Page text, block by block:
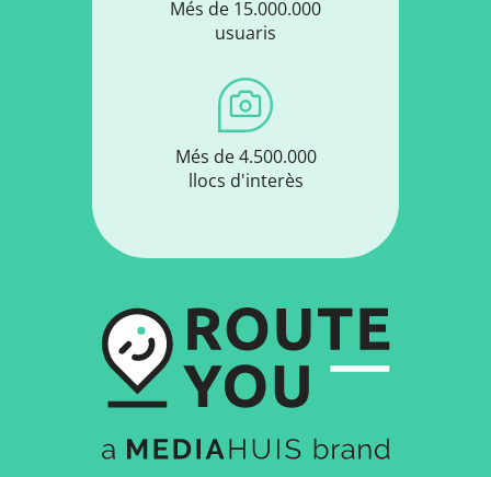
Més de 15.000.000
usuaris
Més de 4.500.000
llocs d'interès